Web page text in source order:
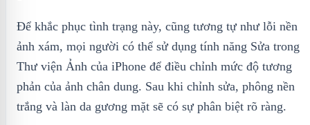
Để khắc phục tình trạng này, cũng tương tự như lỗi nền
ảnh xám, mọi người có thể sử dụng tính năng Sửa trong
Thư viện Ảnh của iPhone để điều chỉnh mức độ tương
phản của ảnh chân dung. Sau khi chỉnh sửa, phông nền
trắng và làn da gương mặt sẽ có sự phân biệt rõ ràng.